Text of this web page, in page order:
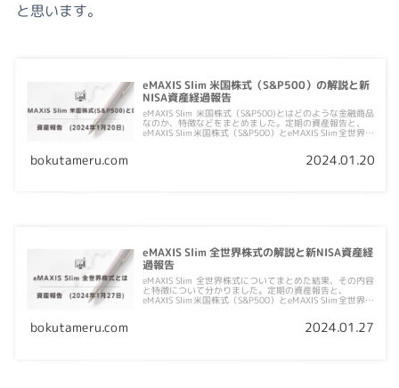
と思います。
eMAXIS Slim 米国株式（S&P500）の解説と新
NISA資産経過報告
eMAXIS Slim 米国株式（S&P500)とはどのような金融商品
なのか、特徴などをまとめました。定期の資産報告と、
eMAXIS Slim米国株式（S&P500）とeMAXIS Slim全世界株
bokutameru.com 2024.01.20
eMAXIS Slim 全世界株式の解説と新NISA資産経
過報告
eMAXIS Slim 全世界株式についてまとめた結果、その内容
と特徴について分かりました。定期の資産報告と、
eMAXIS Slim米国株式（S&P500）とeMAXIS Slim全世界株
bokutameru.com 2024.01.27